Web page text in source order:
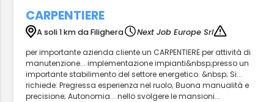
CARPENTIERE
A soli 1 km da Filighera
Next Job Europe Srl
per importante azienda cliente un CARPENTIERE per attività di
manutenzione... implementazione impianti&nbsp;presso un
importante stabilimento del settore energetico. &nbsp; Si...
richiede: Pregressa esperienza nel ruolo; Buona manualità e
precisione; Autonomia... nello svolgere le mansioni...